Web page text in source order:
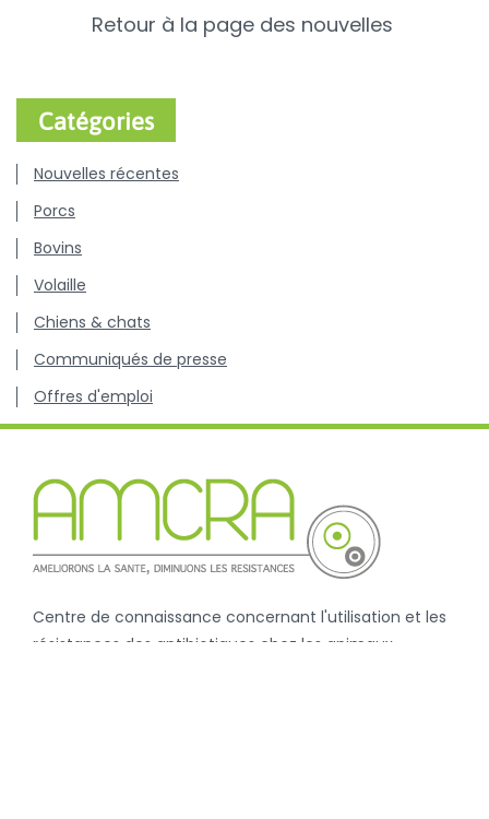
Retour à la page des nouvelles
Catégories
Nouvelles récentes
Porcs
Bovins
Volaille
Chiens & chats
Communiqués de presse
Offres d'emploi
Centre de connaissance concernant l'utilisation et les
résistances des antibiotiques chez les animaux